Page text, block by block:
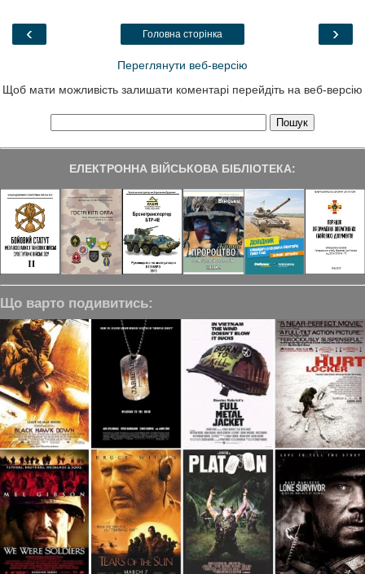
o
a
‹ ›
Головна сторінка
Переглянути веб-версію
Щоб мати можливість залишати коментарі перейдіть на веб-версію
ЕЛЕКТРОННА ВІЙСЬКОВА БІБЛІОТЕКА:
Що варто подивитись: